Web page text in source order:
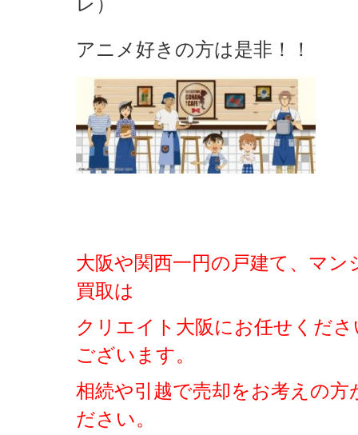
アニメ好きの方は是非！！
大阪や関西一円の戸建て、マ
買取は
クリエイト大阪にお任せくだ
ございます。
相続や引越で売却をお考えの
ださい。